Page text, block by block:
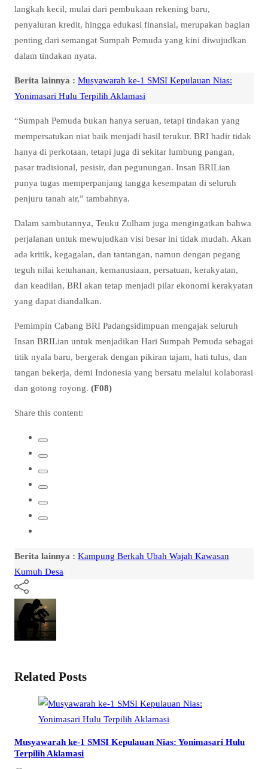
langkah kecil, mulai dari pembukaan rekening baru,
penyaluran kredit, hingga edukasi finansial, merupakan bagian
penting dari semangat Sumpah Pemuda yang kini diwujudkan
dalam tindakan nyata.
Berita lainnya : Musyawarah ke-1 SMSI Kepulauan Nias:
Yonimasari Hulu Terpilih Aklamasi
“Sumpah Pemuda bukan hanya seruan, tetapi tindakan yang
mempersatukan niat baik menjadi hasil terukur. BRI hadir tidak
hanya di perkotaan, tetapi juga di sekitar lumbung pangan,
pasar tradisional, pesisir, dan pegunungan. Insan BRILian
punya tugas memperpanjang tangga kesempatan di seluruh
penjuru tanah air,” tambahnya.
Dalam sambutannya, Teuku Zulham juga mengingatkan bahwa
perjalanan untuk mewujudkan visi besar ini tidak mudah. Akan
ada kritik, kegagalan, dan tantangan, namun dengan pegang
teguh nilai ketuhanan, kemanusiaan, persatuan, kerakyatan,
dan keadilan, BRI akan tetap menjadi pilar ekonomi kerakyatan
yang dapat diandalkan.
Pemimpin Cabang BRI Padangsidimpuan mengajak seluruh
Insan BRILian untuk menjadikan Hari Sumpah Pemuda sebagai
titik nyala baru, bergerak dengan pikiran tajam, hati tulus, dan
tangan bekerja, demi Indonesia yang bersatu melalui kolaborasi
dan gotong royong. (F08)
Share this content:
Berita lainnya : Kampung Berkah Ubah Wajah Kawasan
Kumuh Desa
Related Posts
Musyawarah ke-1 SMSI Kepulauan Nias: Yonimasari Hulu
Terpilih Aklamasi